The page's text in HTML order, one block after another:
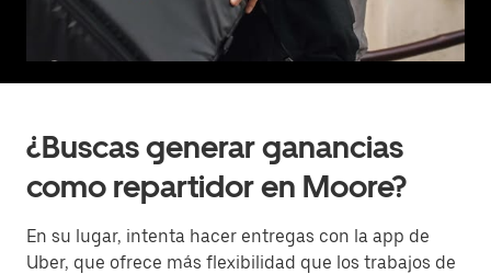
¿Buscas generar ganancias
como repartidor en Moore?
En su lugar, intenta hacer entregas con la app de
Uber, que ofrece más flexibilidad que los trabajos de